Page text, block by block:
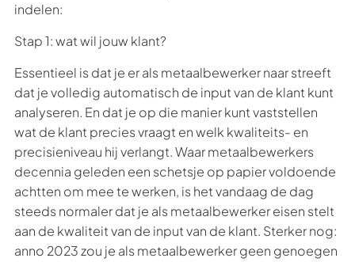
indelen:
Stap 1: wat wil jouw klant?
Essentieel is dat je er als metaalbewerker naar streeft
dat je volledig automatisch de input van de klant kunt
analyseren. En dat je op die manier kunt vaststellen
wat de klant precies vraagt en welk kwaliteits- en
precisieniveau hij verlangt. Waar metaalbewerkers
decennia geleden een schetsje op papier voldoende
achtten om mee te werken, is het vandaag de dag
steeds normaler dat je als metaalbewerker eisen stelt
aan de kwaliteit van de input van de klant. Sterker nog:
anno 2023 zou je als metaalbewerker geen genoegen